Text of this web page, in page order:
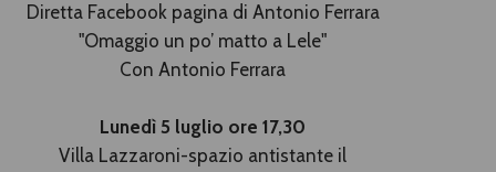
Diretta Facebook pagina di Antonio Ferrara
"Omaggio un po’ matto a Lele"
Con Antonio Ferrara
Lunedì 5 luglio ore 17,30
Villa Lazzaroni-spazio antistante il